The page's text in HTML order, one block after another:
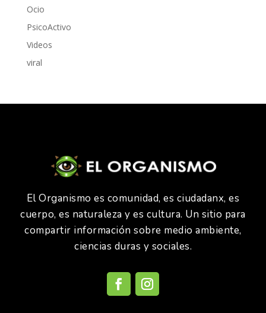
Ocio
PsicoActivo
Videos
viral
El Organismo es comunidad, es ciudadanx, es
cuerpo, es naturaleza y es cultura. Un sitio para
compartir información sobre medio ambiente,
ciencias duras y sociales.